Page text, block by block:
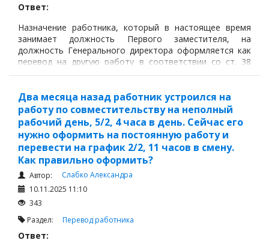
Ответ:
Назначение работника, который в настоящее время
занимает должность Первого заместителя, на
должность Генерального директора оформляется как
перевод на другую работу в соответствии со ст. 38
Трудового кодекса Республики Казахстан. Расторгать
Два месяца назад работник устроился на
работу по совместительству на неполный
рабочий день, 5/2, 4 часа в день. Сейчас его
нужно оформить на постоянную работу и
перевести на график 2/2, 11 часов в смену.
Как правильно оформить?
Автор:
Слабко Александра
10.11.2025 11:10
343
Раздел: Перевод работника
Ответ: